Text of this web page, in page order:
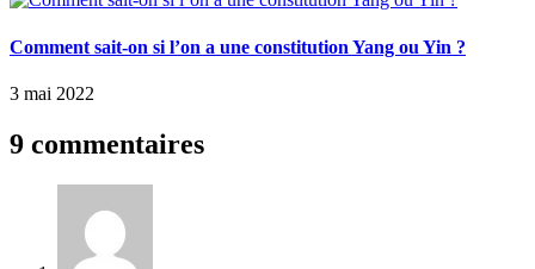
Comment sait-on si l’on a une constitution Yang ou Yin ?
3 mai 2022
9 commentaires